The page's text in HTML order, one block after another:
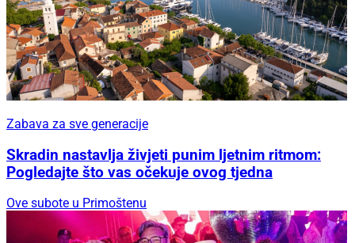
Zabava za sve generacije
Skradin nastavlja živjeti punim ljetnim ritmom:
Pogledajte što vas očekuje ovog tjedna
Ove subote u Primoštenu